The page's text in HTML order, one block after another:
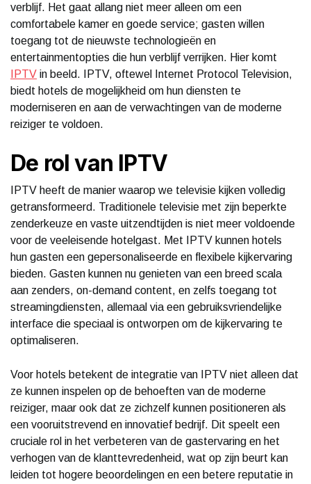
verblijf. Het gaat allang niet meer alleen om een
comfortabele kamer en goede service; gasten willen
toegang tot de nieuwste technologieën en
entertainmentopties die hun verblijf verrijken. Hier komt
IPTV in beeld. IPTV, oftewel Internet Protocol Television,
biedt hotels de mogelijkheid om hun diensten te
moderniseren en aan de verwachtingen van de moderne
reiziger te voldoen.
De rol van IPTV
IPTV heeft de manier waarop we televisie kijken volledig
getransformeerd. Traditionele televisie met zijn beperkte
zenderkeuze en vaste uitzendtijden is niet meer voldoende
voor de veeleisende hotelgast. Met IPTV kunnen hotels
hun gasten een gepersonaliseerde en flexibele kijkervaring
bieden. Gasten kunnen nu genieten van een breed scala
aan zenders, on-demand content, en zelfs toegang tot
streamingdiensten, allemaal via een gebruiksvriendelijke
interface die speciaal is ontworpen om de kijkervaring te
optimaliseren.
Voor hotels betekent de integratie van IPTV niet alleen dat
ze kunnen inspelen op de behoeften van de moderne
reiziger, maar ook dat ze zichzelf kunnen positioneren als
een vooruitstrevend en innovatief bedrijf. Dit speelt een
cruciale rol in het verbeteren van de gastervaring en het
verhogen van de klanttevredenheid, wat op zijn beurt kan
leiden tot hogere beoordelingen en een betere reputatie in